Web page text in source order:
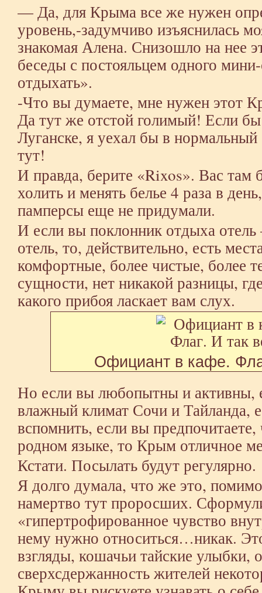
— Да, для Крыма все же нужен
уровень,-задумчиво изъяснилась
знакомая Алена. Снизошло на нее
беседы с постояльцем одного
отдыхать».
-Что вы думаете, мне нужен этот
Да тут же отстой голимый! Если
Луганске, я уехал бы в
тут!
И правда, берите «Rixos». Вас там
холить и менять белье 4 раза в
памперсы еще не придумали.
И если вы поклонник отдыха
отель, то, действительно, есть
комфортные, более чистые, более
сущности, нет никакой разницы,
какого прибоя ласкает вам слух.
Официант в кафе.
Но если вы любопытны и активны,
влажный климат Сочи и Тайланда,
вспомнить, если вы
родном языке, то Крым отличное
Кстати. Посылать будут регулярно.
Я долго думала, что же это,
намертво тут проросших.
«гипертрофированное чувство
нему нужно относиться…никак.
взгляды, кошачьи тайские улыбки,
сверхсдержанность жителей